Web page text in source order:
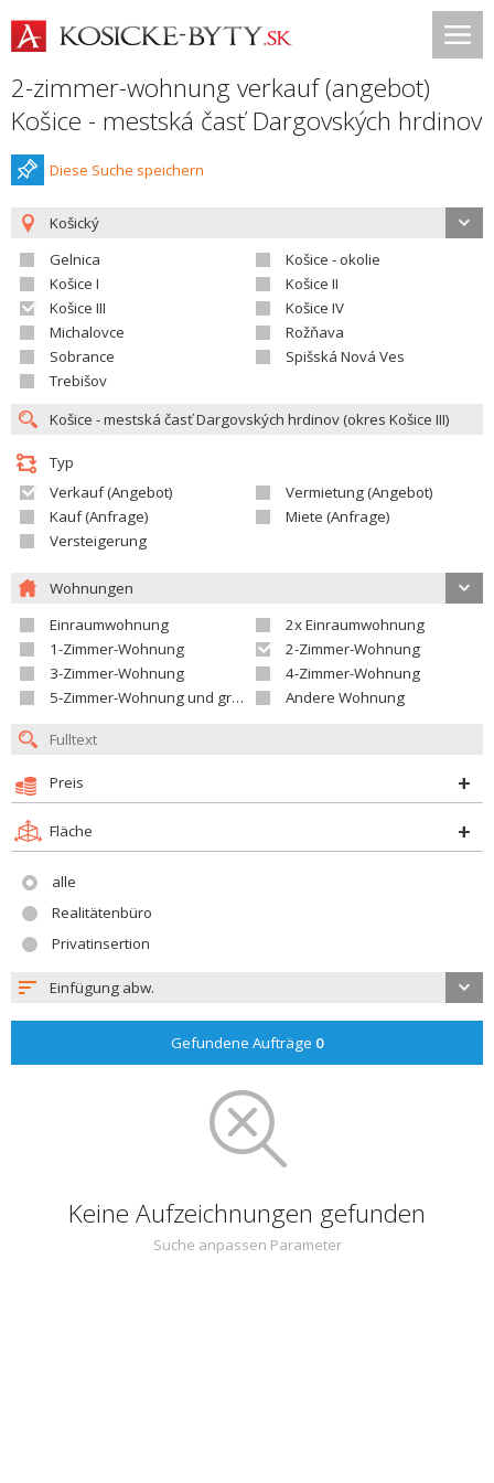
2-zimmer-wohnung verkauf (angebot)
Košice - mestská časť Dargovských hrdinov
Diese Suche speichern
Košický
Gelnica
Košice - okolie
Košice I
Košice II
Košice III
Košice IV
Michalovce
Rožňava
Sobrance
Spišská Nová Ves
Trebišov
Typ
Verkauf (Angebot)
Vermietung (Angebot)
Kauf (Anfrage)
Miete (Anfrage)
Versteigerung
Wohnungen
Einraumwohnung
2x Einraumwohnung
1-Zimmer-Wohnung
2-Zimmer-Wohnung
3-Zimmer-Wohnung
4-Zimmer-Wohnung
5-Zimmer-Wohnung und größer
Andere Wohnung
Preis
Fläche
alle
Realitätenbüro
Privatinsertion
Einfügung abw.
Gefundene Aufträge 0
Keine Aufzeichnungen gefunden
Suche anpassen Parameter